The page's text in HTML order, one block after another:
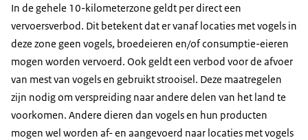
In de gehele 10-kilometerzone geldt per direct een
vervoersverbod. Dit betekent dat er vanaf locaties met vogels in
deze zone geen vogels, broedeieren en/of consumptie-eieren
mogen worden vervoerd. Ook geldt een verbod voor de afvoer
van mest van vogels en gebruikt strooisel. Deze maatregelen
zijn nodig om verspreiding naar andere delen van het land te
voorkomen. Andere dieren dan vogels en hun producten
mogen wel worden af- en aangevoerd naar locaties met vogels